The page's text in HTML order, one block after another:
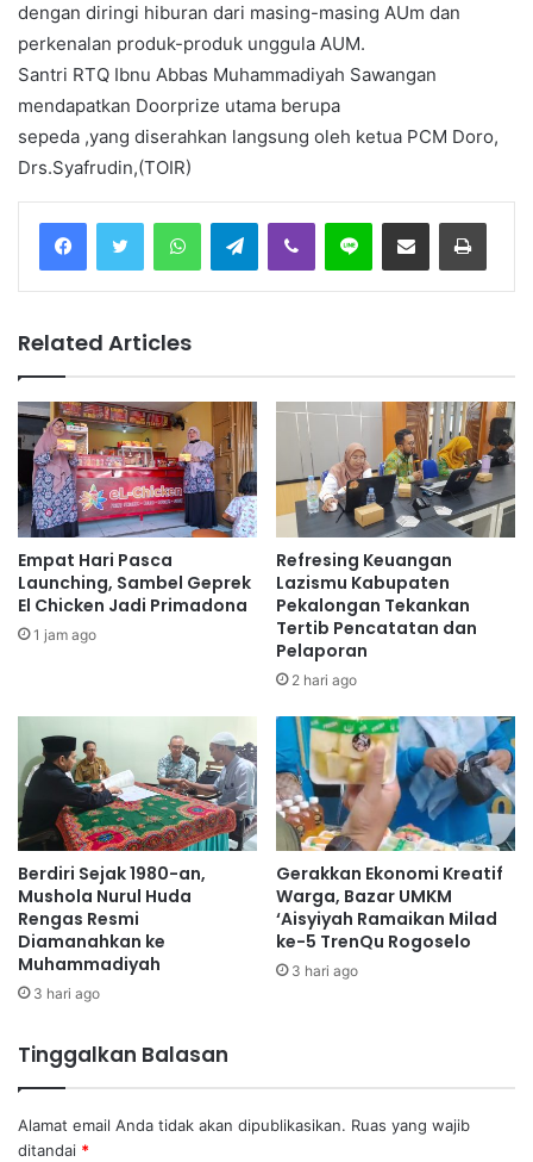
dengan diringi hiburan dari masing-masing AUm dan
perkenalan produk-produk unggula AUM.
Santri RTQ Ibnu Abbas Muhammadiyah Sawangan
mendapatkan Doorprize utama berupa
sepeda ,yang diserahkan langsung oleh ketua PCM Doro,
Drs.Syafrudin,(TOIR)
Telegram
Related Articles
Empat Hari Pasca
Launching, Sambel Geprek
El Chicken Jadi Primadona
1 jam ago
Refresing Keuangan
Lazismu Kabupaten
Pekalongan Tekankan
Tertib Pencatatan dan
Pelaporan
2 hari ago
Berdiri Sejak 1980-an,
Mushola Nurul Huda
Rengas Resmi
Diamanahkan ke
Muhammadiyah
3 hari ago
Gerakkan Ekonomi Kreatif
Warga, Bazar UMKM
‘Aisyiyah Ramaikan Milad
ke-5 TrenQu Rogoselo
3 hari ago
Tinggalkan Balasan
Alamat email Anda tidak akan dipublikasikan. Ruas yang wajib
ditandai *